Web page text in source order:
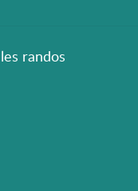
randos